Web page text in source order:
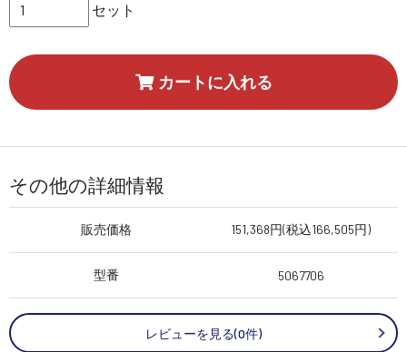
セット
カートに入れる
その他の詳細情報
販売価格 151,368円(税込166,505円)
型番 5067706
レビューを見る(0件)